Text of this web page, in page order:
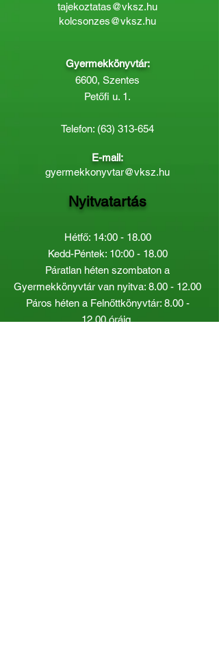
tajekoztatas@vksz.hu
kolcsonzes@vksz.hu
Gyermekkönyvtár:
6600, Szentes
Petőfi u. 1.
Telefon: (63) 313-654
E-mail:
gyermekkonyvtar@vksz.hu
Nyitvatartás
Hétfő: 14:00 - 18.00
Kedd-Péntek: 10:00 - 18.00
Páratlan héten szombaton a
Gyermekkönyvtár van nyitva: 8.00 - 12.00
Páros héten a Felnőttkönyvtár: 8.00 -
12.00óráig.